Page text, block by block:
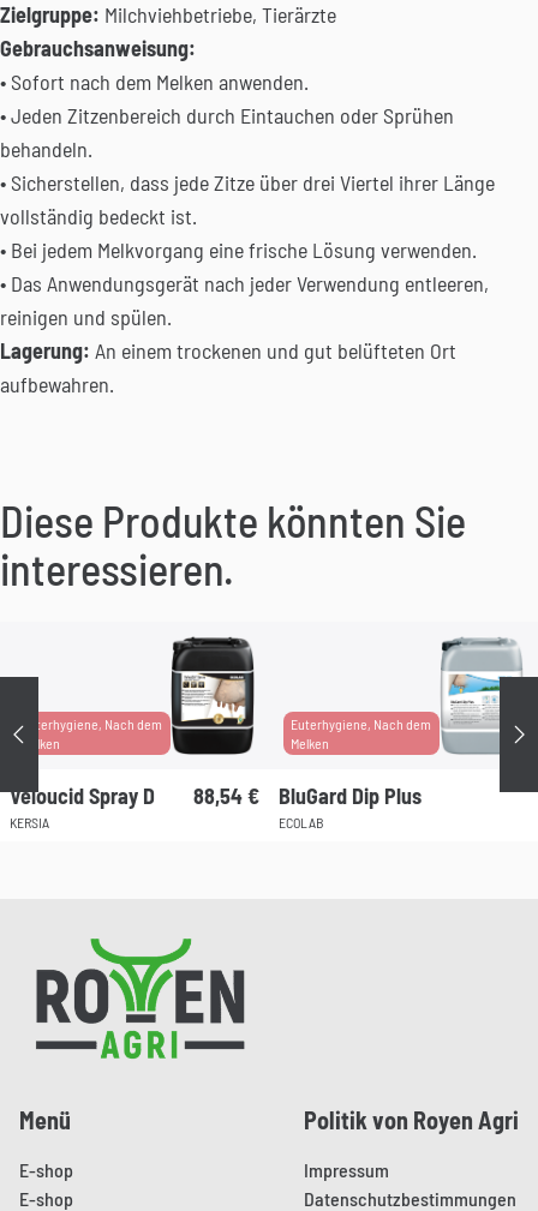
Zielgruppe: Milchviehbetriebe, Tierärzte
Gebrauchsanweisung:
• Sofort nach dem Melken anwenden.
• Jeden Zitzenbereich durch Eintauchen oder Sprühen
behandeln.
• Sicherstellen, dass jede Zitze über drei Viertel ihrer Länge
vollständig bedeckt ist.
• Bei jedem Melkvorgang eine frische Lösung verwenden.
• Das Anwendungsgerät nach jeder Verwendung entleeren,
reinigen und spülen.
Lagerung: An einem trockenen und gut belüfteten Ort
aufbewahren.
Diese Produkte könnten Sie
interessieren.
Euterhygiene, Nach dem
Melken
Veloucid Spray D
KERSIA
88,54€
Euterhygiene, Nach dem
Melken
BluGard Dip Plus
ECOLAB
Précédent
Pied de page
Menü
E-shop
E-shop
Politik von Royen Agri
Impressum
Datenschutzbestimmungen